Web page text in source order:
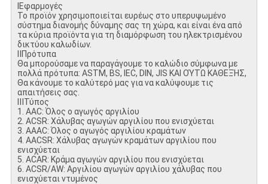
ⅠΕφαρμογές
Το προϊόν χρησιμοποιείται ευρέως στο υπερυψωμένο
σύστημα διανομής δύναμης σας τη χώρα, και είναι ένα από
τα κύρια προϊόντα για τη διαμόρφωση του ηλεκτρισμένου
δικτύου καλωδίων.
ⅡΠρότυπα
Θα μπορούσαμε να παραγάγουμε το καλώδιο σύμφωνα με
πολλά πρότυπα: ASTM, BS, IEC, DIN, JIS ΚΑΙ ΟΎΤΩ ΚΑΘΕΞΉΣ,
Θα κάνουμε το καλύτερό μας για να καλύψουμε τις
απαιτήσεις σας.
ⅢΤύπος
1. AAC: Όλος ο αγωγός αργιλίου
2. ACSR: Χάλυβας αγωγών αργιλίου που ενισχύεται
3. AAAC: Όλος ο αγωγός αργιλίου κραμάτων
4. AACSR: Χάλυβας αγωγών κραμάτων αργιλίου που
ενισχύεται
5. ACAR: Κράμα αγωγών αργιλίου που ενισχύεται
6. ACSR/AW: Αργιλίου αγωγών αργιλίου χάλυβας που
ενισχύεται ντυμένος